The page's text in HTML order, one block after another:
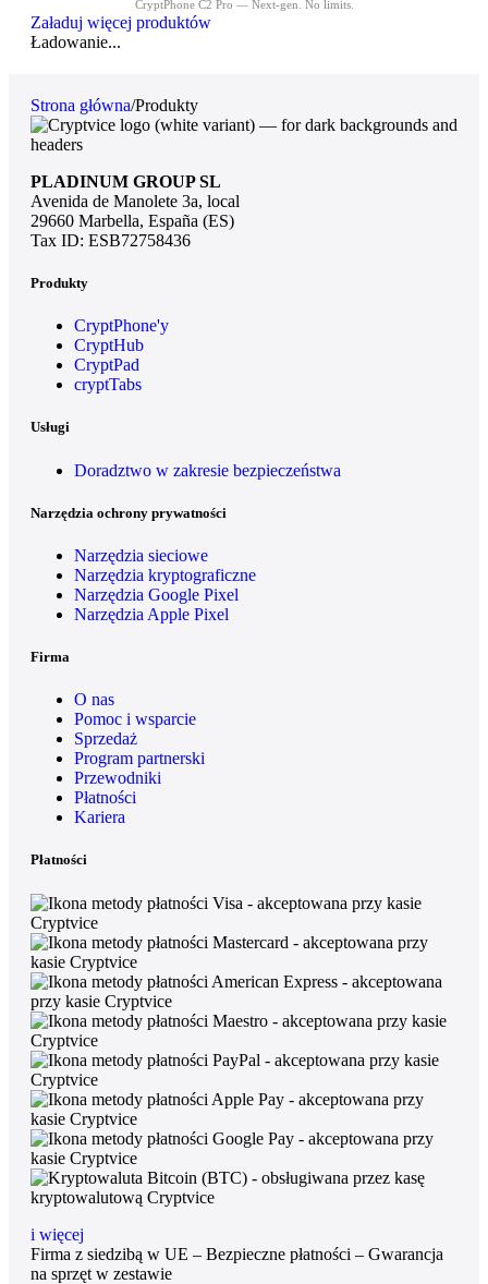
Załaduj więcej produktów
Ładowanie...
Strona główna/Produkty
PLADINUM GROUP SL
Avenida de Manolete 3a, local
29660 Marbella, España (ES)
Tax ID: ESB72758436
Produkty
CryptPhone'y
CryptHub
CryptPad
cryptTabs
Usługi
Doradztwo w zakresie bezpieczeństwa
Narzędzia ochrony prywatności
Narzędzia sieciowe
Narzędzia kryptograficzne
Narzędzia Google Pixel
Narzędzia Apple Pixel
Firma
O nas
Pomoc i wsparcie
Sprzedaż
Program partnerski
Przewodniki
Płatności
Kariera
Płatności
i więcej
Firma z siedzibą w UE – Bezpieczne płatności – Gwarancja
na sprzęt w zestawie